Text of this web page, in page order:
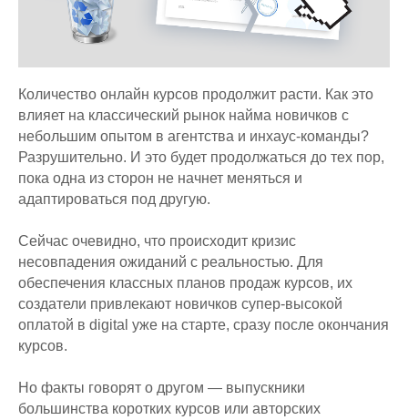
Количество онлайн курсов продолжит расти. Как это
влияет на классический рынок найма новичков с
небольшим опытом в агентства и инхаус-команды?
Разрушительно. И это будет продолжаться до тех пор,
пока одна из сторон не начнет меняться и
адаптироваться под другую.
Сейчас очевидно, что происходит кризис
несовпадения ожиданий с реальностью. Для
обеспечения классных планов продаж курсов, их
создатели привлекают новичков супер-высокой
оплатой в digital уже на старте, сразу после окончания
курсов.
Но факты говорят о другом — выпускники
большинства коротких курсов или авторских